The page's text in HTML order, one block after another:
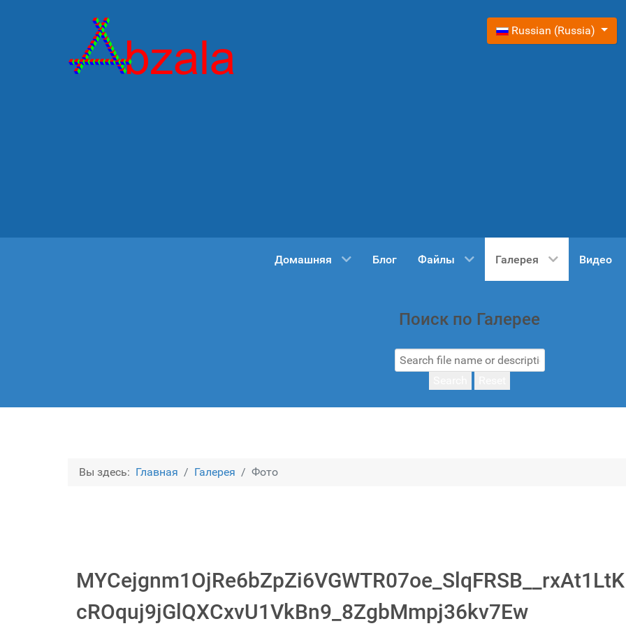
Выберите язык
Russian (Russia)
Домашняя Блог Файлы Галерея Видео
Поиск по Галерее
Вы здесь: Главная Галерея Фото
cROquj9jGlQXCxvU1VkBn9_8ZgbMmpj36kv7Ew